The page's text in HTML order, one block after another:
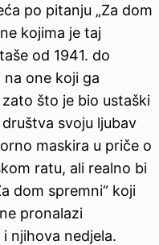
po pitanju „Za dom
kojima je taj
od 1941. do
one koji ga
što je bio ustaški
svoju ljubav
maskira u priče o
ratu, ali realno bi
dom spremni“ koji
pronalazi
njihova nedjela.